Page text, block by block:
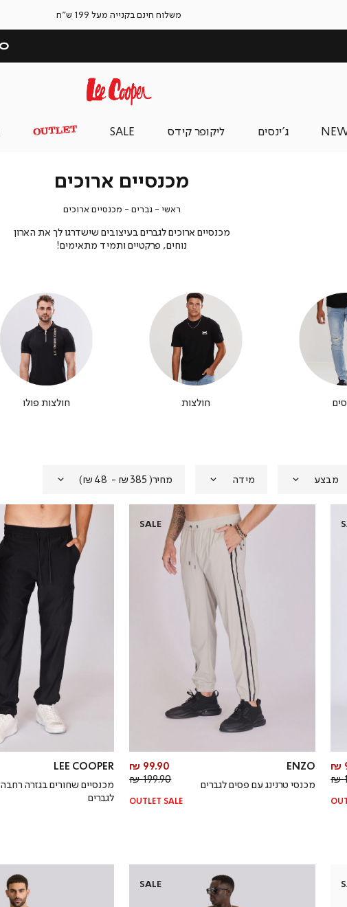
משלוח חינם בקנייה מעל 199 ש"ח
ג'ינסים ליקופר קידס SALE
מכנסיים ארוכים
ראשי ראשי
גברים גברים
מכנסיים ארוכיםמכנסיים
מכנסיים ארוכים לגברים בעיצובים שישדרגו לך את הארון
נוחים, פרקטיים ותמיד מתאימים!
חולצות חולצות פולו
מבצע מידה מחיר(
)
מחיר
מוצר
מחיר
SALE
ENZO
מכנסי טרנינג עם פסים לגברים
מחיר
מוצר
99.90 ₪
מחיר
199.90 ₪
OUTLET SALE
LEE COOPER
מכנסיים שחורים בגזרה רחבה
לגברים
SALE